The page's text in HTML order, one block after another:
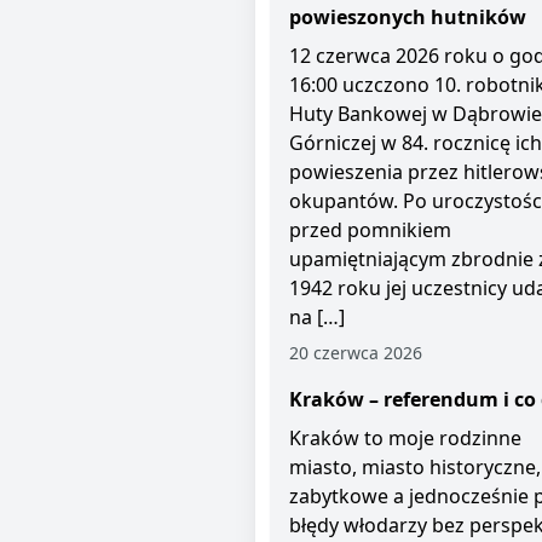
powieszonych hutników
12 czerwca 2026 roku o
16:00 uczczono 10.
Huty Bankowej w Dąbrowie
Górniczej w 84. rocznicę ich
powieszenia przez
okupantów. Po
przed pomnikiem
upamiętniającym zbrodnie
1942 roku jej uczestnicy
na […]
20 czerwca 2026
Kraków – referendum i co
Kraków to moje rodzinne
miasto, miasto historyczne,
zabytkowe a jednocześnie
błędy włodarzy bez